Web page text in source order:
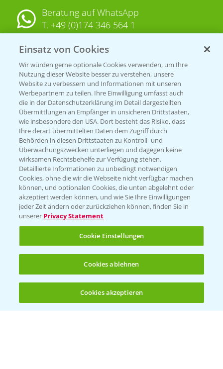
(noch 4)
Beratung auf WhatsApp
T. +49 (0)174 346 564 1
KONTAKT
Hilfe in Notfällen
T.+49 (0)214/30-20220
Folgen Sie uns
Allgemeine Nutzungsbedingungen
Datenschutzerklärung
Impressum
Gebrauchshinweise
© Bayer CropScience Deutschland GmbH
Einsatz von Cookies
Wir würden gerne optionale Cookies verwenden, um Ihre
Nutzung dieser Website besser zu verstehen, unsere
Website zu verbessern und Informationen mit unseren
Werbepartnern zu teilen. Ihre Einwilligung umfasst auch
die in der Datenschutzerklärung im Detail dargestellten
Übermittlungen an Empfänger in unsicheren Drittstaaten,
wie insbesondere den USA. Dort besteht das Risiko, dass
Ihre derart übermittelten Daten dem Zugriff durch
Behörden in diesen Drittstaaten zu Kontroll- und
Überwachungszwecken unterliegen und dagegen keine
wirksamen Rechtsbehelfe zur Verfügung stehen.
Detaillierte Informationen zu unbedingt notwendigen
Cookies, ohne die wir die Webseite nicht verfügbar machen
können, und optionalen Cookies, die unten abgelehnt oder
akzeptiert werden können, und wie Sie Ihre Einwilligungen
jeder Zeit ändern oder zurückziehen können, finden Sie in
unserer Privacy Statement
Cookie Einstellungen
Cookies ablehnen
Cookies akzeptieren